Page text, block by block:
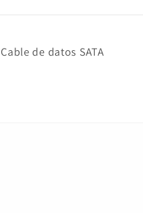
Cable de datos SATA